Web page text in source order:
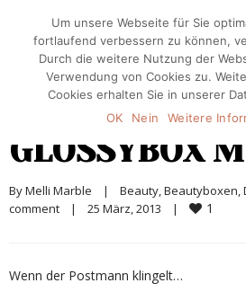
GLOSSYBOX
By Melli Marble | Beauty, Beautyboxen,
comment
| 25 März, 2013 | 1
Wenn der Postmann klingelt…
Um unsere Webseite für Sie
fortlaufend verbessern zu können,
Durch die weitere Nutzung der
Verwendung von Cookies zu.
Cookies erhalten Sie in unserer
OK
Nein Weitere